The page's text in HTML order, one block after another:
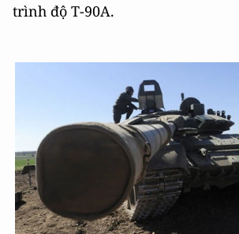
trình độ Т-90А.